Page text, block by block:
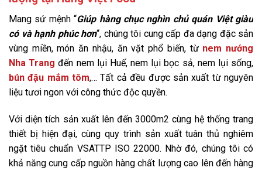
Mang sứ mệnh “Giúp hàng chục nghìn chủ quán Việt giàu
có và hạnh phúc hơn“, chúng tôi cung cấp đa dạng đặc sản
vùng miền, món ăn nhậu, ăn vặt phổ biến, từ nem nướng
Nha Trang đến nem lụi Huế, nem lụi bọc sả, nem lụi sống,
bún đậu mắm tôm,… Tất cả đều được sản xuất từ nguyên
liệu tươi ngon với công thức độc quyền.
Với diện tích sản xuất lên đến 3000m2 cùng hệ thống trang
thiết bị hiện đại, cùng quy trình sản xuất tuân thủ nghiêm
ngặt tiêu chuẩn VSATTP ISO 22000. Nhờ đó, chúng tôi có
khả năng cung cấp nguồn hàng chất lượng cao lên đến hàng